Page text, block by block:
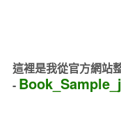
這裡是我從官方網站
-